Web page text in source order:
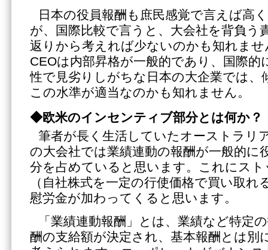
日本の役員報酬も庶民感覚で言えば高
が、国際比較で言うと、大会社を背負う
返りから考えれば少ないのかも知れま
CEOは内部昇格が一般的であり、国際的
性で見劣りしがちな日本の大企業では、
この水準が適当なのかも知れません。
◆欧米のインセンティブ部分とは何か？
筆者が長く生活していたオーストラリ
の大会社では業績連動の報酬が一般的に
分を占めていると思います。これにス
（自社株式を一定の行使価格で買い取れ
慰労金が加わってくると思います。
「業績連動報酬」とは、業績など特定
酬の支給額が決定され、基本報酬とは別